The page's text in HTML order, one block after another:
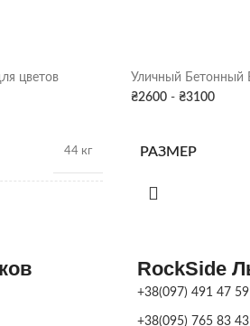
цветов
44 кг
Серая патина
Уличный Бетонный
₴2600 - ₴3100
РАЗМЕР
ЦВЕТ ВАЗОНА
RockSide
+38(097) 491 47 59
+38(095) 765 83 43